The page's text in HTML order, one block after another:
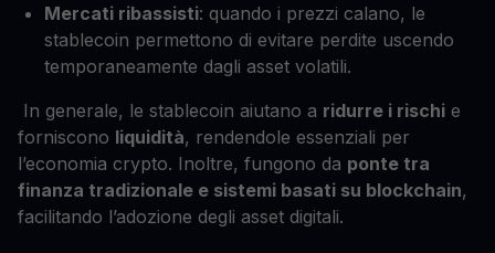
Mercati ribassisti: quando i prezzi calano, le
stablecoin permettono di evitare perdite uscendo
temporaneamente dagli asset volatili.
In generale, le stablecoin aiutano a ridurre i rischi e
forniscono liquidità, rendendole essenziali per
l’economia crypto. Inoltre, fungono da ponte tra
finanza tradizionale e sistemi basati su blockchain,
facilitando l’adozione degli asset digitali.